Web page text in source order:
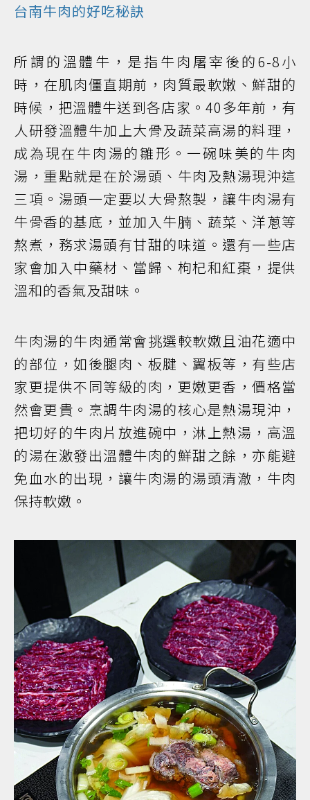
台南牛肉的好吃秘訣
所謂的溫體牛，是指牛肉屠宰後的6-8小
時，在肌肉僵直期前，肉質最軟嫩、鮮甜的
時候，把溫體牛送到各店家。40多年前，有
人研發溫體牛加上大骨及蔬菜高湯的料理，
成為現在牛肉湯的雛形。一碗味美的牛肉
湯，重點就是在於湯頭、牛肉及熱湯現沖這
三項。湯頭一定要以大骨熬製，讓牛肉湯有
牛骨香的基底，並加入牛腩、蔬菜、洋蔥等
熬煮，務求湯頭有甘甜的味道。還有一些店
家會加入中藥材、當歸、枸杞和紅棗，提供
溫和的香氣及甜味。
牛肉湯的牛肉通常會挑選較軟嫩且油花適中
的部位，如後腿肉、板腱、翼板等，有些店
家更提供不同等級的肉，更嫩更香，價格當
然會更貴。烹調牛肉湯的核心是熱湯現沖，
把切好的牛肉片放進碗中，淋上熱湯，高溫
的湯在激發出溫體牛肉的鮮甜之餘，亦能避
免血水的出現，讓牛肉湯的湯頭清澈，牛肉
保持軟嫩。